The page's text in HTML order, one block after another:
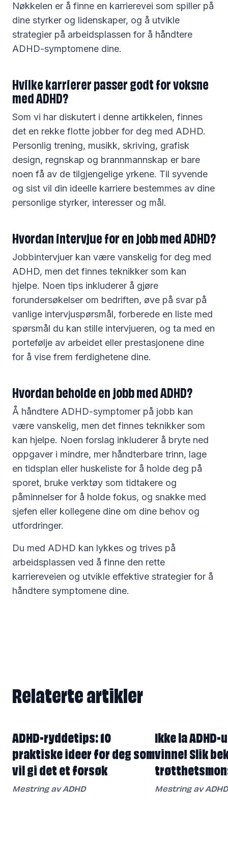
Nøkkelen er å finne en karrierevei som spiller på
dine styrker og lidenskaper, og å utvikle
strategier på arbeidsplassen for å håndtere
ADHD-symptomene dine.
Hvilke karrierer passer godt for voksne
med ADHD?
Som vi har diskutert i denne artikkelen, finnes
det en rekke flotte jobber for deg med ADHD.
Personlig trening, musikk, skriving, grafisk
design, regnskap og brannmannskap er bare
noen få av de tilgjengelige yrkene. Til syvende
og sist vil din ideelle karriere bestemmes av dine
personlige styrker, interesser og mål.
Hvordan intervjue for en jobb med ADHD?
Jobbintervjuer kan være vanskelig for deg med
ADHD, men det finnes teknikker som kan
hjelpe. Noen tips inkluderer å gjøre
forundersøkelser om bedriften, øve på svar på
vanlige intervjuspørsmål, forberede en liste med
spørsmål du kan stille intervjueren, og ta med en
portefølje av arbeidet eller prestasjonene dine
for å vise frem ferdighetene dine.
Hvordan beholde en jobb med ADHD?
Å håndtere ADHD-symptomer på jobb kan
være vanskelig, men det finnes teknikker som
kan hjelpe. Noen forslag inkluderer å bryte ned
oppgaver i mindre, mer håndterbare trinn, lage
en tidsplan eller huskeliste for å holde deg på
sporet, bruke verktøy som tidtakere og
påminnelser for å holde fokus, og snakke med
sjefen eller kollegene dine om dine behov og
utfordringer.
Du med ADHD kan lykkes og trives på
arbeidsplassen ved å finne den rette
karriereveien og utvikle effektive strategier for å
håndtere symptomene dine.
Relaterte artikler
ADHD-ryddetips: 10
praktiske ideer for deg som
vil gi det et forsøk
Mestring av ADHD
Ikke la
vinne! Slik
Mestring av ADHD